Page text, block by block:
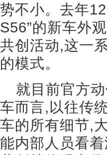
势不小。去年
S56”的新车外
共创活动,这一
的模式。
就目前官方
车而言,以往传
车的所有细节,
能内部人员看